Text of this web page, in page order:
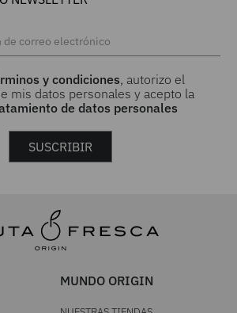
y condiciones, autorizo el
mis datos personales y acepto la
de datos personales
SUSCRIBIR
MUNDO ORIGIN